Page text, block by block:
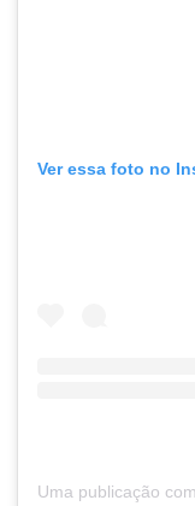
Ver essa foto no